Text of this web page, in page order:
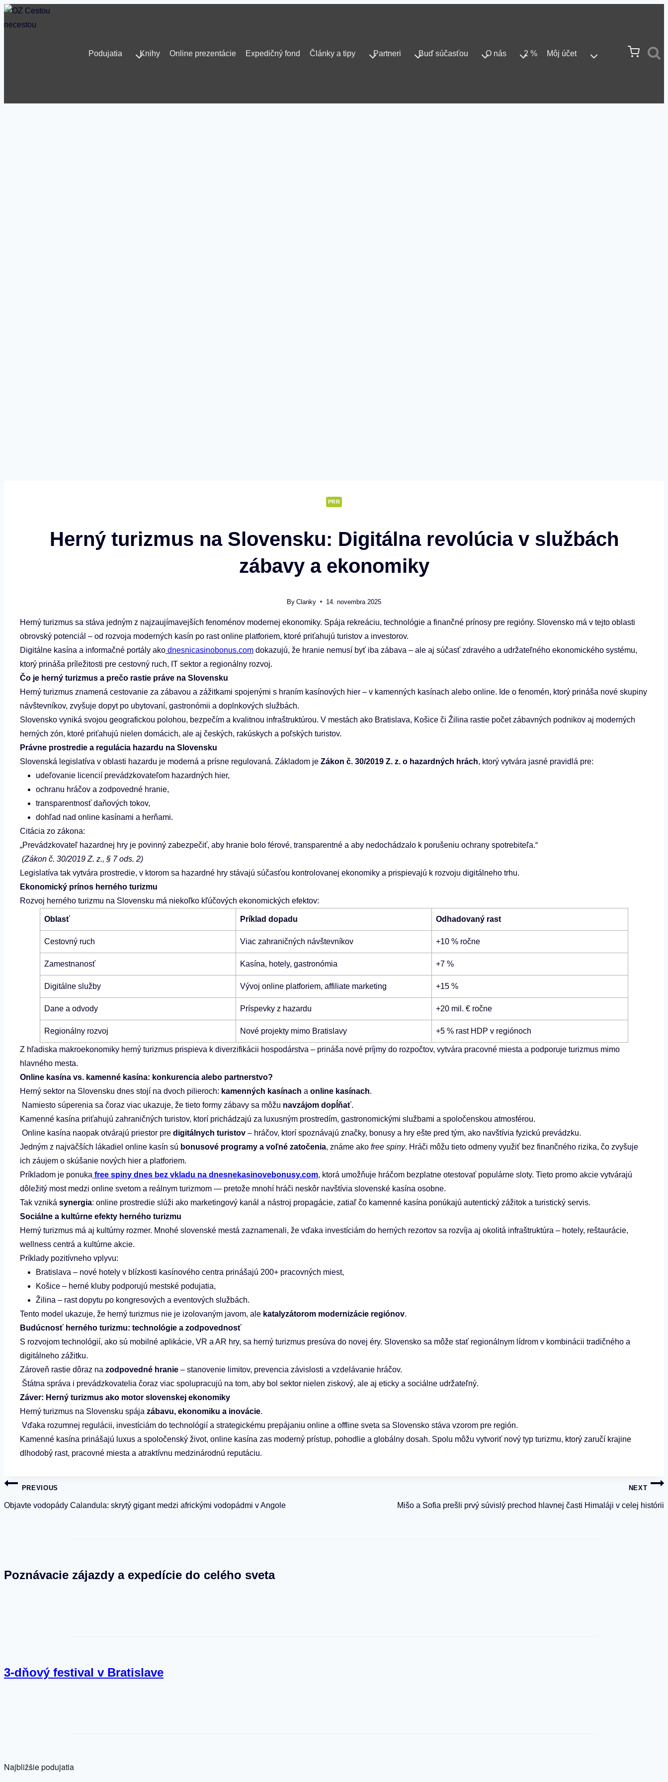
Skip
to
Podujatia
Knihy Online prezentácie Expedičný fond Články a tipy Partneri Buď súčasťou O nás 2 % Môj účet
PRR
Herný turizmus na Slovensku: Digitálna revolúcia v službách
zábavy a ekonomiky
By Clanky 14. novembra 2025
Herný turizmus sa stáva jedným z najzaujímavejších fenoménov modernej ekonomiky. Spája rekreáciu, technológie a finančné prínosy pre regióny. Slovensko má v tejto oblasti
obrovský potenciál – od rozvoja moderných kasín po rast online platforiem, ktoré priťahujú turistov a investorov.
Digitálne kasína a informačné portály ako dnesnicasinobonus.com dokazujú, že hranie nemusí byť iba zábava – ale aj súčasť zdravého a udržateľného ekonomického systému,
ktorý prináša príležitosti pre cestovný ruch, IT sektor a regionálny rozvoj.
Čo je herný turizmus a prečo rastie práve na Slovensku
Herný turizmus znamená cestovanie za zábavou a zážitkami spojenými s hraním kasínových hier – v kamenných kasínach alebo online. Ide o fenomén, ktorý prináša nové skupiny
návštevníkov, zvyšuje dopyt po ubytovaní, gastronómii a doplnkových službách.
Slovensko vyniká svojou geografickou polohou, bezpečím a kvalitnou infraštruktúrou. V mestách ako Bratislava, Košice či Žilina rastie počet zábavných podnikov aj moderných
herných zón, ktoré priťahujú nielen domácich, ale aj českých, rakúskych a poľských turistov.
Právne prostredie a regulácia hazardu na Slovensku
Slovenská legislatíva v oblasti hazardu je moderná a prísne regulovaná. Základom je Zákon č. 30/2019 Z. z. o hazardných hrách, ktorý vytvára jasné pravidlá pre:
udeľovanie licencií prevádzkovateľom hazardných hier,
ochranu hráčov a zodpovedné hranie,
transparentnosť daňových tokov,
dohľad nad online kasínami a herňami.
Citácia zo zákona:
„Prevádzkovateľ hazardnej hry je povinný zabezpečiť, aby hranie bolo férové, transparentné a aby nedochádzalo k porušeniu ochrany spotrebiteľa.“
(Zákon č. 30/2019 Z. z., § 7 ods. 2)
Legislatíva tak vytvára prostredie, v ktorom sa hazardné hry stávajú súčasťou kontrolovanej ekonomiky a prispievajú k rozvoju digitálneho trhu.
Ekonomický prínos herného turizmu
Rozvoj herného turizmu na Slovensku má niekoľko kľúčových ekonomických efektov:
Oblasť Príklad dopadu Odhadovaný rast
Cestovný ruch Viac zahraničných návštevníkov +10 % ročne
Zamestnanosť Kasína, hotely, gastronómia +7 %
Digitálne služby Vývoj online platforiem, affiliate marketing +15 %
Dane a odvody Príspevky z hazardu +20 mil. € ročne
Regionálny rozvoj Nové projekty mimo Bratislavy +5 % rast HDP v regiónoch
Z hľadiska makroekonomiky herný turizmus prispieva k diverzifikácii hospodárstva – prináša nové príjmy do rozpočtov, vytvára pracovné miesta a podporuje turizmus mimo
hlavného mesta.
Online kasína vs. kamenné kasína: konkurencia alebo partnerstvo?
Herný sektor na Slovensku dnes stojí na dvoch pilieroch: kamenných kasínach a online kasínach.
Namiesto súperenia sa čoraz viac ukazuje, že tieto formy zábavy sa môžu navzájom dopĺňať.
Kamenné kasína priťahujú zahraničných turistov, ktorí prichádzajú za luxusným prostredím, gastronomickými službami a spoločenskou atmosférou.
Online kasína naopak otvárajú priestor pre digitálnych turistov – hráčov, ktorí spoznávajú značky, bonusy a hry ešte pred tým, ako navštívia fyzickú prevádzku.
Jedným z najväčších lákadiel online kasín sú bonusové programy a voľné zatočenia, známe ako free spiny. Hráči môžu tieto odmeny využiť bez finančného rizika, čo zvyšuje
ich záujem o skúšanie nových hier a platforiem.
Príkladom je ponuka free spiny dnes bez vkladu na dnesnekasinovebonusy.com, ktorá umožňuje hráčom bezplatne otestovať populárne sloty. Tieto promo akcie vytvárajú
dôležitý most medzi online svetom a reálnym turizmom — pretože mnohí hráči neskôr navštívia slovenské kasína osobne.
Tak vzniká synergia: online prostredie slúži ako marketingový kanál a nástroj propagácie, zatiaľ čo kamenné kasína ponúkajú autentický zážitok a turistický servis.
Sociálne a kultúrne efekty herného turizmu
Herný turizmus má aj kultúrny rozmer. Mnohé slovenské mestá zaznamenali, že vďaka investíciám do herných rezortov sa rozvíja aj okolitá infraštruktúra – hotely, reštaurácie,
wellness centrá a kultúrne akcie.
Príklady pozitívneho vplyvu:
Bratislava – nové hotely v blízkosti kasínového centra prinášajú 200+ pracovných miest,
Košice – herné kluby podporujú mestské podujatia,
Žilina – rast dopytu po kongresových a eventových službách.
Tento model ukazuje, že herný turizmus nie je izolovaným javom, ale katalyzátorom modernizácie regiónov.
Budúcnosť herného turizmu: technológie a zodpovednosť
S rozvojom technológií, ako sú mobilné aplikácie, VR a AR hry, sa herný turizmus presúva do novej éry. Slovensko sa môže stať regionálnym lídrom v kombinácii tradičného a
digitálneho zážitku.
Zároveň rastie dôraz na zodpovedné hranie – stanovenie limitov, prevencia závislosti a vzdelávanie hráčov.
Štátna správa i prevádzkovatelia čoraz viac spolupracujú na tom, aby bol sektor nielen ziskový, ale aj eticky a sociálne udržateľný.
Záver: Herný turizmus ako motor slovenskej ekonomiky
Herný turizmus na Slovensku spája zábavu, ekonomiku a inovácie.
Vďaka rozumnej regulácii, investíciám do technológií a strategickému prepájaniu online a offline sveta sa Slovensko stáva vzorom pre región.
Kamenné kasína prinášajú luxus a spoločenský život, online kasína zas moderný prístup, pohodlie a globálny dosah. Spolu môžu vytvoriť nový typ turizmu, ktorý zaručí krajine
dlhodobý rast, pracovné miesta a atraktívnu medzinárodnú reputáciu.
Navigácia
v
PREVIOUS
Objavte vodopády Calandula: skrytý gigant medzi africkými vodopádmi v Angole
NEXT
Mišo a Sofia prešli prvý súvislý prechod hlavnej časti Himaláji v celej histórii
Poznávacie zájazdy a expedície do celého sveta
3-dňový festival v Bratislave
Najbližšie podujatia